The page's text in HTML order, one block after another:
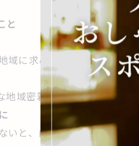
と
域に求められているものを
域密着・口コミ作りが重
いと、自分も周囲も潰れて